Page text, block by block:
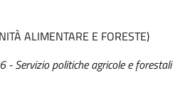
ALIMENTARE E FORESTE)
Servizio politiche agricole e forestali